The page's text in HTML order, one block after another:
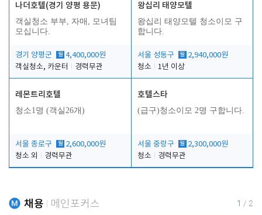
나더호텔(경기 양평 용문)
객실청소 부부, 자매, 모녀팀
모십니다.
경기 양평군 월 4,400,000원
객실청소, 카운터
경력무관
왕십리 태양모텔
왕십리 태양모텔 청소이모 구
합니다.
서울 성동구 월 2,940,000원
청소
1년 이상
레몬트리호텔
청소1명 (객실26개)
서울 종로구 월 2,600,000원
청소 외
경력무관
호텔스타
(급구)청소이모 2명 구합니다.
서울 중랑구 월 2,300,000원
청소
경력무관
채용 메인포커스 1 / 2